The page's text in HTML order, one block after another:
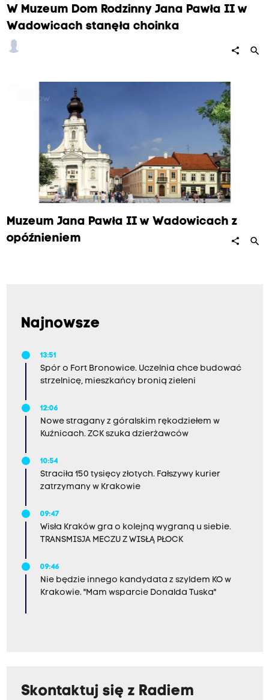
W Muzeum Dom Rodzinny Jana Pawła II w
Wadowicach stanęła choinka
share search
Muzeum Jana Pawła II w Wadowicach z
opóźnieniem
share search
Najnowsze
13:51
Spór o Fort Bronowice. Uczelnia chce budować
strzelnicę, mieszkańcy bronią zieleni
12:06
Nowe stragany z góralskim rękodziełem w
Kuźnicach. ZCK szuka dzierżawców
10:54
Straciła 150 tysięcy złotych. Fałszywy kurier
zatrzymany w Krakowie
09:47
Wisła Kraków gra o kolejną wygraną u siebie.
TRANSMISJA MECZU Z WISŁĄ PŁOCK
09:46
Nie będzie innego kandydata z szyldem KO w
Krakowie. "Mam wsparcie Donalda Tuska"
Skontaktuj się z Radiem